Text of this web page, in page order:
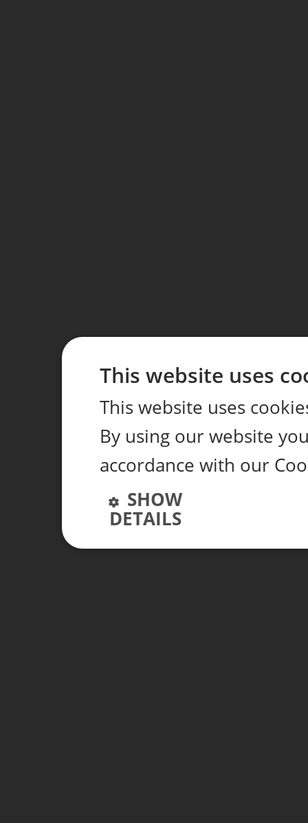
This website uses
This website uses
By using our website
accordance with our
SHOW
DETAILS